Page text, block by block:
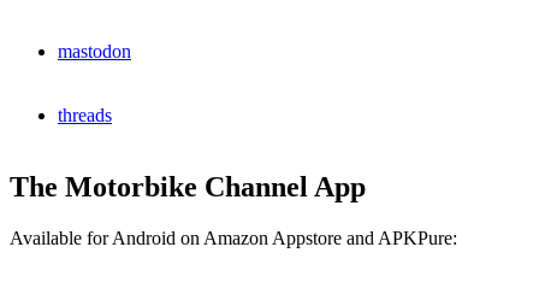
mastodon
threads
The Motorbike Channel App
Available for Android on Amazon Appstore and APKPure: